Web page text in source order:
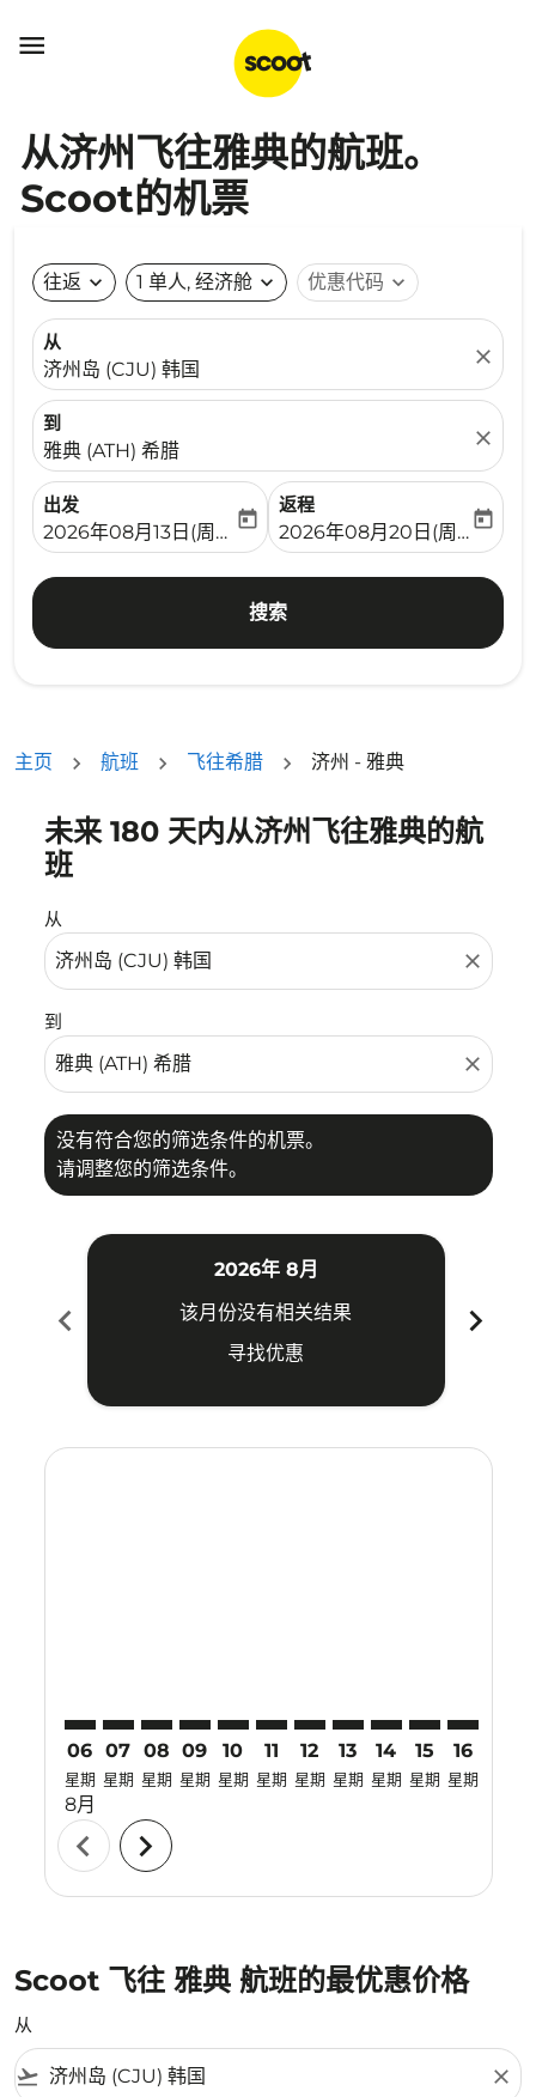

从济州飞往雅典的航班。
Scoot的机票
往返 expand_more 1 单人, 经济舱 expand_more 优惠代码 expand_more
从
济州岛 (CJU) 韩国
close
到
雅典 (ATH) 希腊
close
出发
fc-booking-departure-date-aria-label
2026年08月13日(周四)
today
返程
fc-booking-return-date-
2026年08月20日(周四)
today
搜索
主页 航班 飞往希腊 济州 - 雅典
未来 180 天内从济州飞往雅典的航
班
从
close
到
close
没有符合您的筛选条件的机票。
请调整您的筛选条件。
没有符合您的筛选条件的机票。请调整您的筛选条件。
chevron_left
2026年 8月
该月份没有相关结果
寻找优惠
chevron_right
06
星期
8月
07
星期
08
星期
09
星期
10
星期
11
星期
12
星期
13
星期
14
星期
15
星期
16
星期
chevron_left chevron_right
Scoot 飞往 雅典 航班的最优惠价格
从
flight_takeoff close